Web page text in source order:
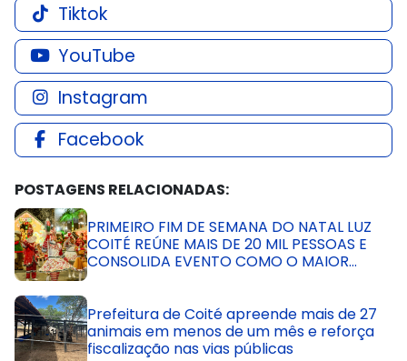
Tiktok
YouTube
Instagram
Facebook
POSTAGENS RELACIONADAS:
PRIMEIRO FIM DE SEMANA DO NATAL LUZ
COITÉ REÚNE MAIS DE 20 MIL PESSOAS E
CONSOLIDA EVENTO COMO O MAIOR
Prefeitura de Coité apreende mais de 27
animais em menos de um mês e reforça
fiscalização nas vias públicas